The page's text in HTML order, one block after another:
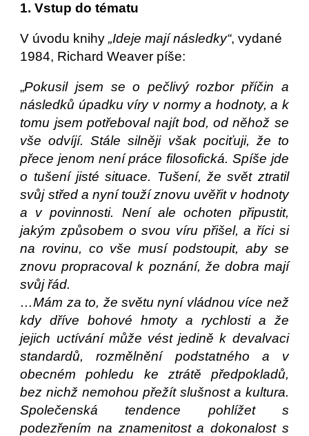
1. Vstup do tématu
V úvodu knihy„Ideje mají následky“, vydané
1984, Richard Weaver píše:
„Pokusil jsem se o pečlivý rozbor příčin a
následků úpadku víry v normy a hodnoty, a k
tomu jsem potřeboval najít bod, od něhož se
vše odvíjí. Stále silněji však pociťuji, že to
přece jenom není práce filosofická. Spíše jde
o tušení jisté situace. Tušení, že svět ztratil
svůj střed a nyní touží znovu uvěřit v hodnoty
a v povinnosti. Není ale ochoten připustit,
jakým způsobem o svou víru přišel, a říci si
na rovinu, co vše musí podstoupit, aby se
znovu propracoval k poznání, že dobra mají
svůj řád.
…Mám za to, že světu nyní vládnou více než
kdy dříve bohové hmoty a rychlosti a že
jejich uctívání může vést jedině k devalvaci
standardů, rozmělnění podstatného a v
obecném pohledu ke ztrátě předpokladů,
bez nichž nemohou přežít slušnost a kultura.
Společenská tendence pohlížet s
podezřením na znamenitost a dokonalost s